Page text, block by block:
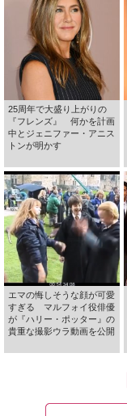
25周年で大盛り上がりの
『フレンズ』 何かを計画
中とジェニファー・アニス
トンが明かす
エマの悔しそうな顔が可愛
すぎる マルフォイ役俳優
が『ハリー・ポッター』の
貴重な撮影ウラ動画を公開